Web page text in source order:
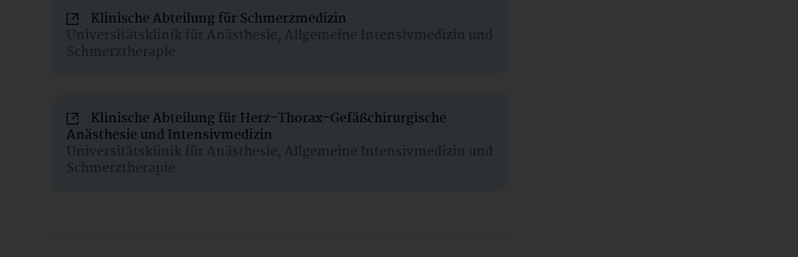
Klinische Abteilung für Schmerzmedizin
Universitätsklinik für Anästhesie, Allgemeine Intensivmedizin und
Schmerztherapie
Klinische Abteilung für Herz-Thorax-Gefäßchirurgische
Anästhesie und Intensivmedizin
Universitätsklinik für Anästhesie, Allgemeine Intensivmedizin und
Schmerztherapie